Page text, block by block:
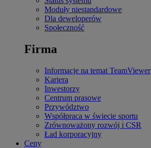
Moduły niestandardowe
Dla deweloperów
Społeczność
Firma
Informacje na temat TeamViewer
Kariera
Inwestorzy
Centrum prasowe
Przywództwo
Współpraca w świecie sportu
Zrównoważony rozwój i CSR
Ład korporacyjny
Ceny